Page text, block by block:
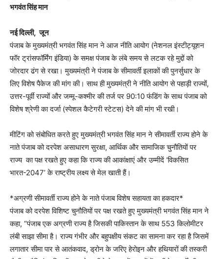
भगवंत सिंह मान
नई दिल्ली, जून
पंजाब के मुख्यमंत्री भगवंत सिंह मान ने आज नीति आयोग (नेशनल इंस्टीट्यूशन
फॉर ट्रांसफॉर्मिंग इंडिया) के समक्ष पंजाब के लंबे समय से लटक रहे मुद्दों को
जोरदार ढंग से रखा। मुख्यमंत्री ने पंजाब के सीमावर्ती इलाकों की पुनर्सुधार के
लिए विशेष पैकेज की मांग की। साथ ही मुख्यमंत्री ने नीति आयोग से पहाड़ी राज्यों,
उत्तर-पूर्वी राज्यों और जम्मू-कश्मीर की तर्ज पर 90:10 फंडिंग के साथ पंजाब को
विशेष श्रेणी का दर्जा (स्पेशल कैटेगरी स्टेटस) देने की मांग भी रखी।
मीटिंग को संबोधित करते हुए मुख्यमंत्री भगवंत सिंह मान ने सीमावर्ती राज्य होने के
नाते पंजाब को दरपेश असाधारण सुरक्षा, आर्थिक और सामाजिक चुनौतियों पर
राज्य का पक्ष रखते हुए कहा कि राज्य की आकांक्षाएं और उम्मीदें ‘विकसित
भारत-2047’ के राष्ट्रीय लक्ष्य से मेल खाती हैं।
*अग्रणी सीमावर्ती राज्य होने के नाते पंजाब विशेष सहायता का हकदार*
पंजाब को दरपेश विशिष्ट चुनौतियों पर पक्ष रखते हुए मुख्यमंत्री भगवंत सिंह मान ने
कहा, “पंजाब एक अग्रणी राज्य है जिसकी पाकिस्तान के साथ 553 किलोमीटर
लंबी साझा सीमा है। राज्य गंभीर और बहुपक्षीय संकट का सामना कर रहा है जिसमें
लगातार सीमा पार से आतंकवाद, ड्रोन के जरिए हेरोइन और हथियारों की तस्करी